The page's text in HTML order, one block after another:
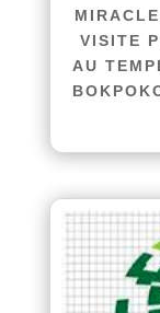
VISITE
AU